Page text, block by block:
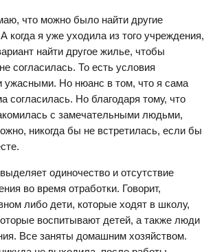
что можно было найти другие
когда я уже уходила из того учреждения,
найти другое жилье, чтобы
согласилась. То есть условия
ужасными. Но нюанс в том, что я сама
согласилась. Но благодаря тому, что
с замечательными людьми,
никогда бы не встретилась, если бы
одиночество и отсутствие
во время отработки. Говорит,
либо дети, которые ходят в школу,
воспитывают детей, а также люди
Все заняты домашним хозяйством.